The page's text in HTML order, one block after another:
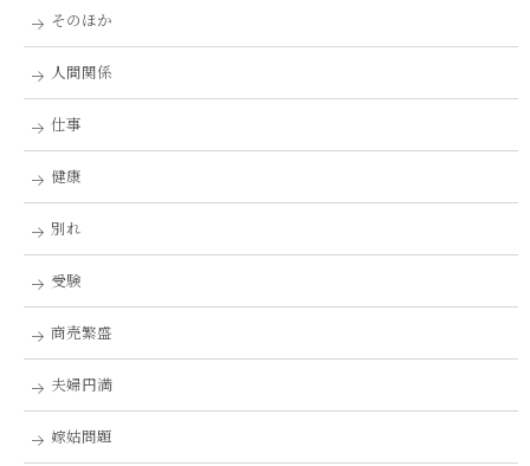
そのほか
人間関係
仕事
健康
別れ
受験
商売繁盛
夫婦円満
嫁姑問題